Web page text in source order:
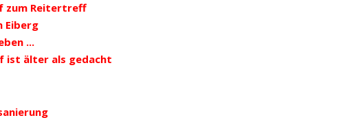
zum Reitertreff
Eiberg
...
ist älter als gedacht